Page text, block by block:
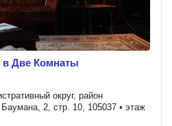
в Две Комнаты
округ, район
2, стр. 10, 105037 • этаж